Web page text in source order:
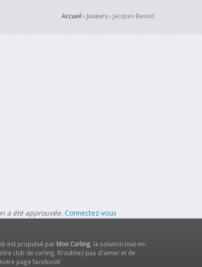
Accueil › Joueurs › Jacques Benoit
a été approuvée. Connectez-vous
est propulsé par Mon Curling, la solution tout-en-
club de curling. N'oubliez pas d'aimer et de
page facebook!